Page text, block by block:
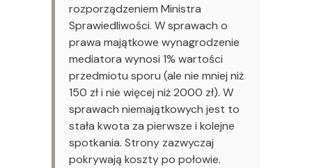
rozporządzeniem Ministra
Sprawiedliwości. W sprawach o
prawa majątkowe wynagrodzenie
mediatora wynosi 1% wartości
przedmiotu sporu (ale nie mniej niż
150 zł i nie więcej niż 2000 zł). W
sprawach niemajątkowych jest to
stała kwota za pierwsze i kolejne
spotkania. Strony zazwyczaj
pokrywają koszty po połowie.